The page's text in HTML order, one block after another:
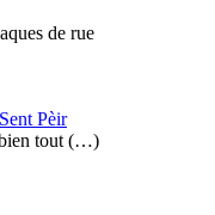
de rue
Pèir
bien tout (…)